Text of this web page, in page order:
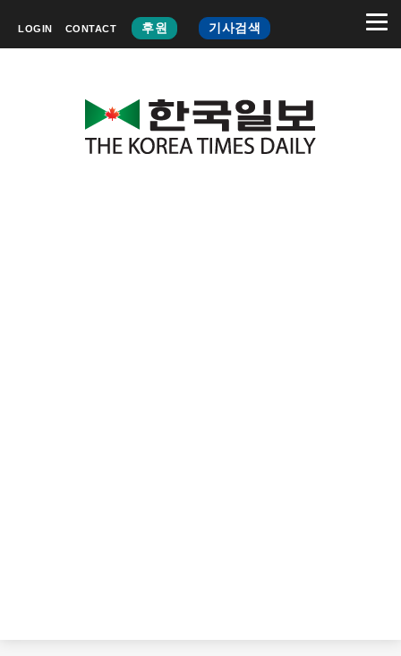
LOGIN CONTACT 후원 기사검색